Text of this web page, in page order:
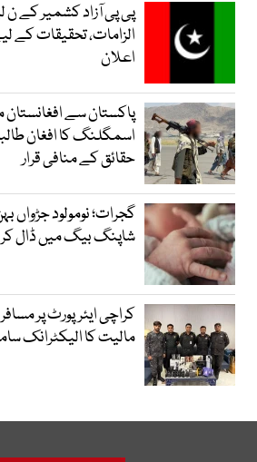
پی پی آزاد کشمیر کے
الزامات، تحقیقات کے
اعلان
پاکستان سے افغانستان
اسمگلنگ کا افغان
حقائق کے منافی قرار
گجرات؛ نومولود جڑواں
شاپنگ بیگ میں ڈال
کراچی ایئرپورٹ پر
مالیت کا الیکٹرانک